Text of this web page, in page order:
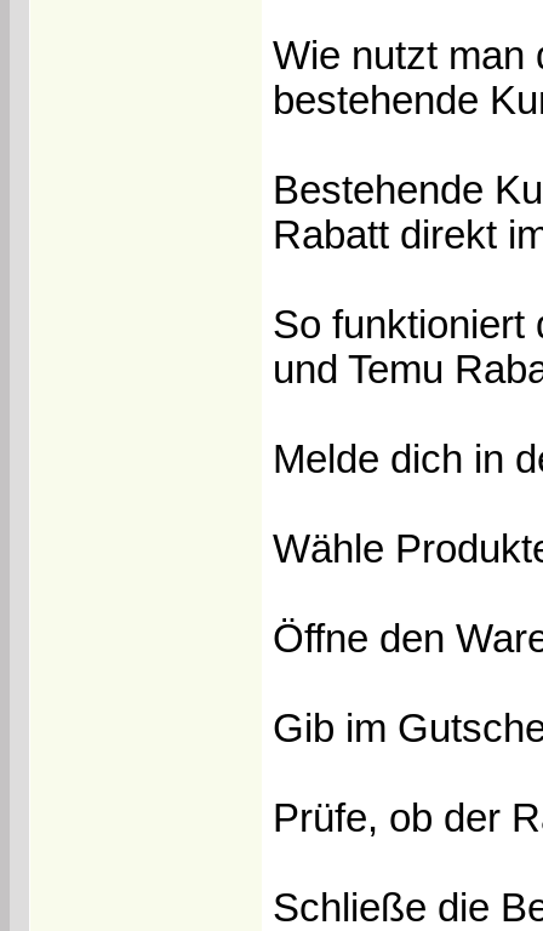
Wie nutzt man
bestehende
Bestehende
Rabatt direkt
So funktioniert
und Temu
Melde dich in
Wähle
Öffne den
Gib im
Prüfe, ob der
Schließe die